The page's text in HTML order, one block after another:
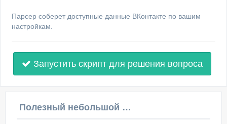
Парсер соберет доступные данные ВКонтакте по вашим
настройкам.
Запустить скрипт для решения вопроса
Полезный небольшой видеоурок по этой теме